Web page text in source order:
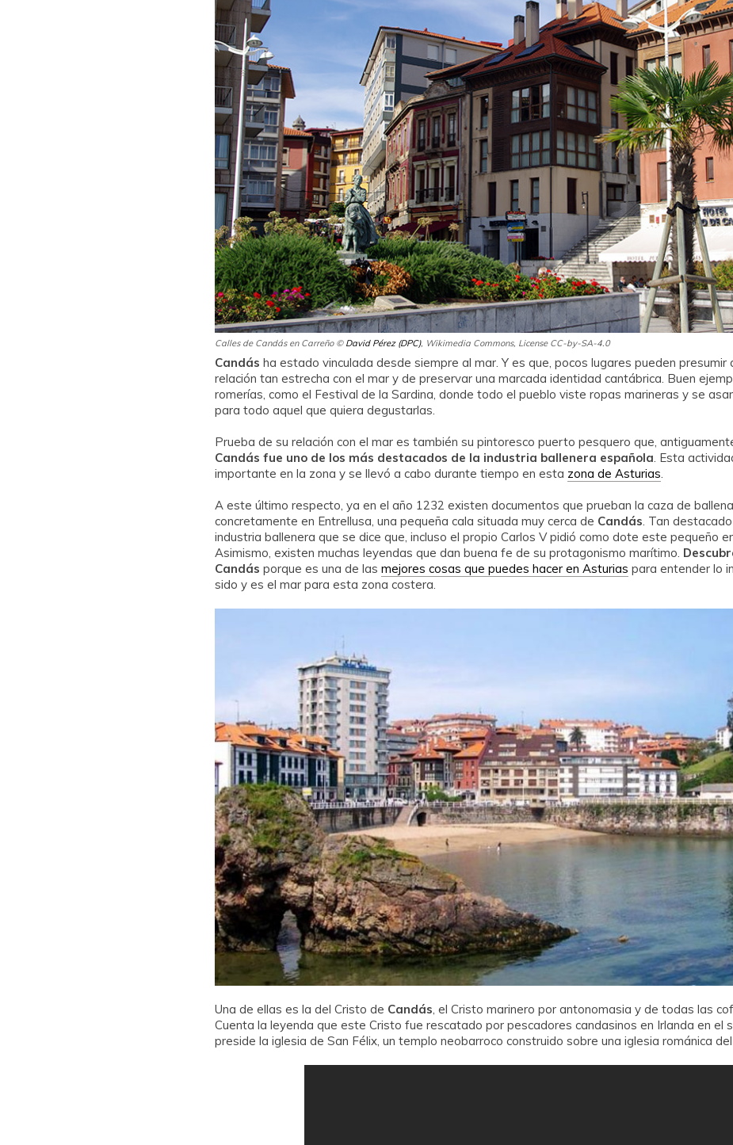
Calles de Candás en Carreño © David Pérez (DPC), Wikimedia Commons, License CC-by-SA-4.0
Candás ha estado vinculada desde siempre al mar. Y es que, pocos lugares pueden presumir
relación tan estrecha con el mar y de preservar una marcada identidad cantábrica. Buen
romerías, como el Festival de la Sardina, donde todo el pueblo viste ropas marineras y se
para todo aquel que quiera degustarlas.
Prueba de su relación con el mar es también su pintoresco puerto pesquero que,
Candás fue uno de los más destacados de la industria ballenera española. Esta
importante en la zona y se llevó a cabo durante tiempo en esta zona de Asturias.
A este último respecto, ya en el año 1232 existen documentos que prueban la caza de
concretamente en Entrellusa, una pequeña cala situada muy cerca de Candás. Tan
industria ballenera que se dice que, incluso el propio Carlos V pidió como dote este pequeño
Asimismo, existen muchas leyendas que dan buena fe de su protagonismo marítimo.
Candás porque es una de las mejores cosas que puedes hacer en Asturias para entender lo
sido y es el mar para esta zona costera.
Una de ellas es la del Cristo de Candás, el Cristo marinero por antonomasia y de todas las
Cuenta la leyenda que este Cristo fue rescatado por pescadores candasinos en Irlanda en el
preside la iglesia de San Félix, un templo neobarroco construido sobre una iglesia románica